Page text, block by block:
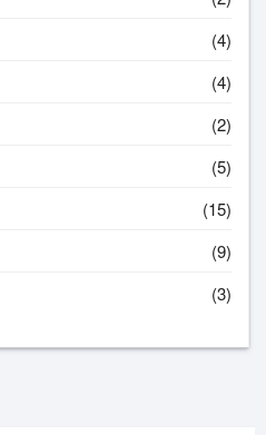
(4)
(4)
(2)
(5)
(15)
(9)
(3)